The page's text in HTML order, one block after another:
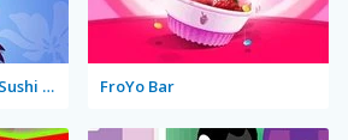
Cooking with Emma: Sushi Rolls Vegan FroYo Bar